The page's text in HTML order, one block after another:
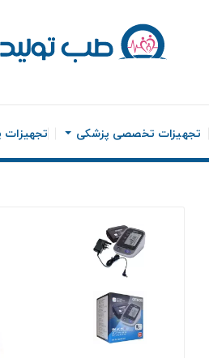
تجهیزات تخصصی پزشکی تجهیزات